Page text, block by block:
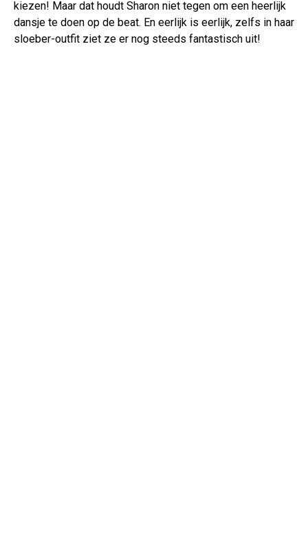
kiezen! Maar dat houdt Sharon niet tegen om een heerlijk
dansje te doen op de beat. En eerlijk is eerlijk, zelfs in haar
sloeber-outfit ziet ze er nog steeds fantastisch uit!